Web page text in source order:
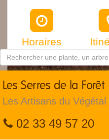
Horaires
Les Serres de la Forêt
Les Artisans du Végétal
02 33 49 57 20